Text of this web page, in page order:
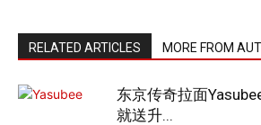
RELATED ARTICLES MORE FROM
东京传奇拉面
就送升...